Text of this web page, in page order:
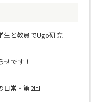
生と教員でUgo研究
せです！
日常・第2回